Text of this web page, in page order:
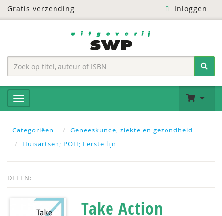
Gratis verzending Inloggen
Categoriëen
Geneeskunde, ziekte en gezondheid
Huisartsen; POH; Eerste lijn
DELEN:
Take Action